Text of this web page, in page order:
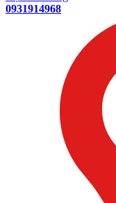
0931914968